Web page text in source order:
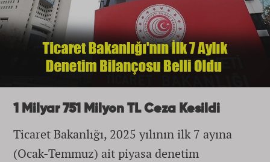
1 Milyar 751 Milyon TL Ceza Kesildi
Ticaret Bakanlığı, 2025 yılının ilk 7 ayına
(Ocak-Temmuz) ait piyasa denetim